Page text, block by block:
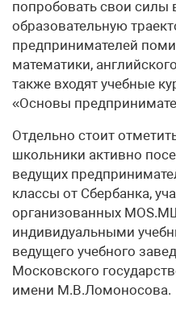
попробовать свои силы
образовательную
предпринимателей
математики,
также входят учебные
«Основы
Отдельно стоит
школьники активно
ведущих
классы от Сбербанка,
организованных
индивидуальными
ведущего учебного
Московского
имени М.В.Ломоносова.